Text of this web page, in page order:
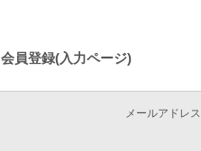
会員登録(入力ページ)
メールアドレス